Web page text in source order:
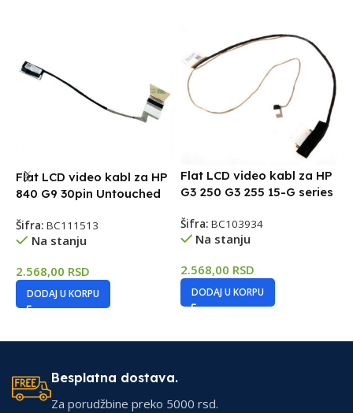
Flat LCD video kabl za HP
840 G9 30pin Untouched
Šifra: BC111513
Na stanju
2.568,00 RSD
DODAJ U KORPU
Flat LCD video kabl za HP
G3 250 G3 255 15-G series
Šifra: BC103934
Na stanju
2.568,00 RSD
DODAJ U KORPU
Besplatna dostava.
Za porudžbine preko 5000 rsd.